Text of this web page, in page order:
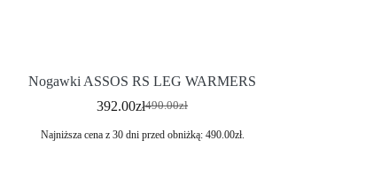
Nogawki ASSOS RS LEG WARMERS
490.00zł
392.00zł
Najniższa cena z 30 dni przed obniżką: 490.00zł.